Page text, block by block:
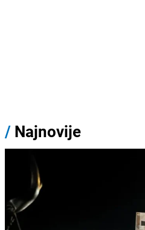
/ Najnovije